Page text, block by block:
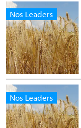
Nos Leaders
Nos Leaders